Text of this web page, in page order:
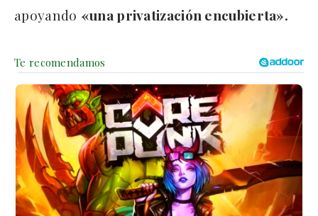
apoyando «una privatización encubierta».